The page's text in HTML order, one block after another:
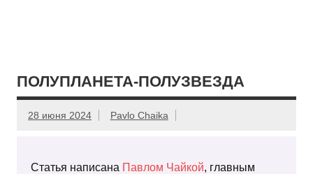
ПОЛУПЛАНЕТА-ПОЛУЗВЕЗДА
28 июня 2024 Pavlo Chaika
Статья написана Павлом Чайкой, главным